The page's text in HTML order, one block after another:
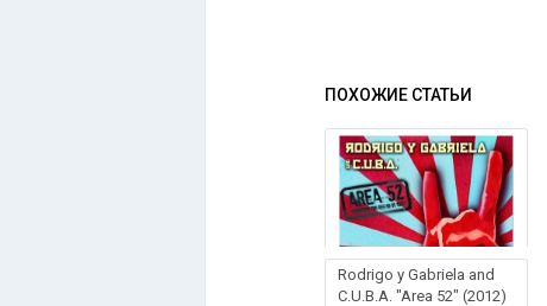
ПОХОЖИЕ СТАТЬИ
Rodrigo y Gabriela and
C.U.B.A. "Area 52" (2012)